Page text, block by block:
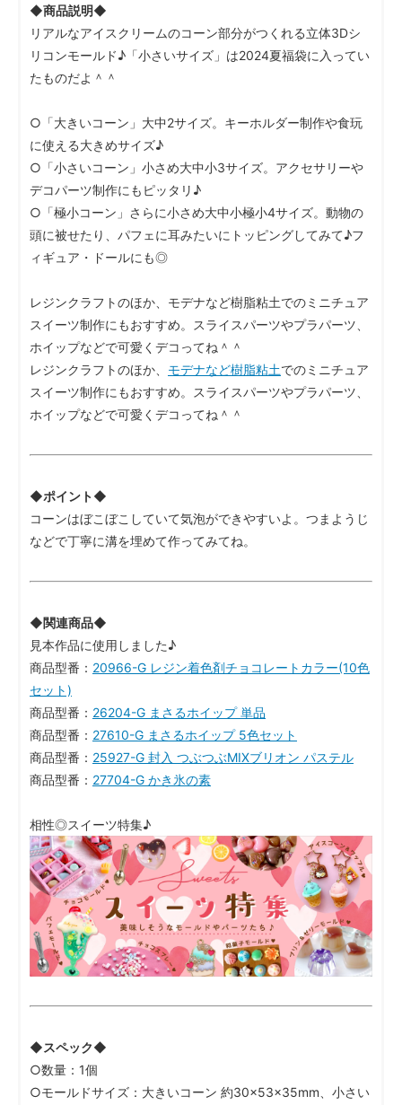
◆商品説明◆
リアルなアイスクリームのコーン部分がつくれる立体3Dシ
リコンモールド♪「小さいサイズ」は2024夏福袋に入ってい
たものだよ＾＾
○「大きいコーン」大中2サイズ。キーホルダー制作や食玩
に使える大きめサイズ♪
○「小さいコーン」小さめ大中小3サイズ。アクセサリーや
デコパーツ制作にもピッタリ♪
○「極小コーン」さらに小さめ大中小極小4サイズ。動物の
頭に被せたり、パフェに耳みたいにトッピングしてみて♪フ
ィギュア・ドールにも◎
レジンクラフトのほか、モデナなど樹脂粘土でのミニチュア
スイーツ制作にもおすすめ。スライスパーツやプラパーツ、
ホイップなどで可愛くデコってね＾＾
レジンクラフトのほか、 モデナなど樹脂粘土でのミニチュア
スイーツ制作にもおすすめ。スライスパーツやプラパーツ、
ホイップなどで可愛くデコってね＾＾
◆ポイント◆
コーンはぼこぼこしていて気泡ができやすいよ。つまようじ
などで丁寧に溝を埋めて作ってみてね。
◆関連商品◆
見本作品に使用しました♪
商品型番： 20966-G レジン着色剤チョコレートカラー(10色
セット)
商品型番： 26204-G まさるホイップ 単品
商品型番： 27610-G まさるホイップ 5色セット
商品型番： 25927-G 封入 つぶつぶMIXブリオン パステル
商品型番： 27704-G かき氷の素
相性◎スイーツ特集♪
◆スペック◆
○数量：1個
○モールドサイズ：大きいコーン 約30×53×35mm、小さい